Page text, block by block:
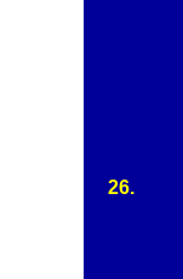
26.